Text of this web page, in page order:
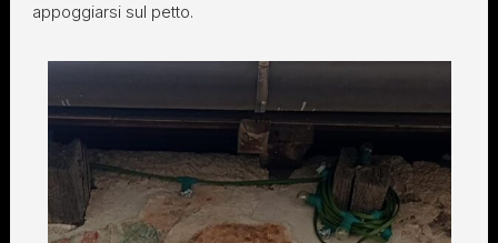
appoggiarsi sul petto.